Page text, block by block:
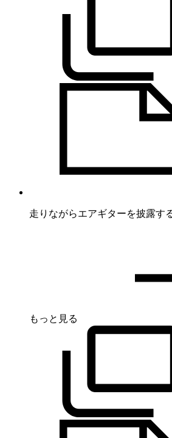
走りながらエアギターを披露す
もっと見る